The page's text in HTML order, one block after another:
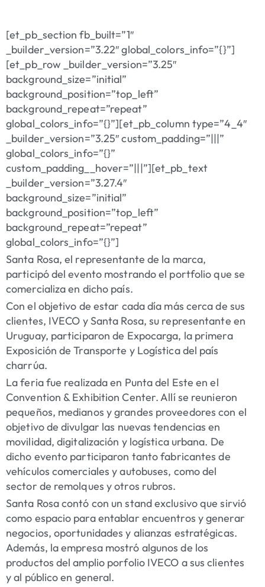
[et_pb_section fb_built=”1″
_builder_version=”3.22″ global_colors_info=”{}”]
[et_pb_row _builder_version=”3.25″
background_size=”initial”
background_position=”top_left”
background_repeat=”repeat”
global_colors_info=”{}”][et_pb_column type=”4_4″
_builder_version=”3.25″ custom_padding=”|||”
global_colors_info=”{}”
custom_padding__hover=”|||”][et_pb_text
_builder_version=”3.27.4″
background_size=”initial”
background_position=”top_left”
background_repeat=”repeat”
global_colors_info=”{}”]
Santa Rosa, el representante de la marca,
participó del evento mostrando el portfolio que se
comercializa en dicho país.
Con el objetivo de estar cada día más cerca de sus
clientes, IVECO y Santa Rosa, su representante en
Uruguay, participaron de Expocarga, la primera
Exposición de Transporte y Logística del país
charrúa.
La feria fue realizada en Punta del Este en el
Convention & Exhibition Center. Allí se reunieron
pequeños, medianos y grandes proveedores con el
objetivo de divulgar las nuevas tendencias en
movilidad, digitalización y logística urbana. De
dicho evento participaron tanto fabricantes de
vehículos comerciales y autobuses, como del
sector de remolques y otros rubros.
Santa Rosa contó con un stand exclusivo que sirvió
como espacio para entablar encuentros y generar
negocios, oportunidades y alianzas estratégicas.
Además, la empresa mostró algunos de los
productos del amplio porfolio IVECO a sus clientes
y al público en general.